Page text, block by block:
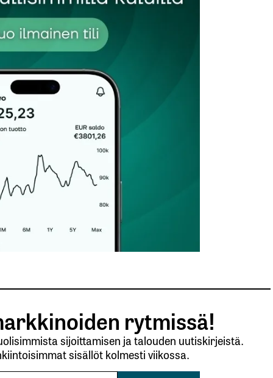
Sähköpostiosoitteesi
rytmissä!
sijoittamisen ja talouden uutiskirjeistä.
sisällöt kolmesti viikossa.